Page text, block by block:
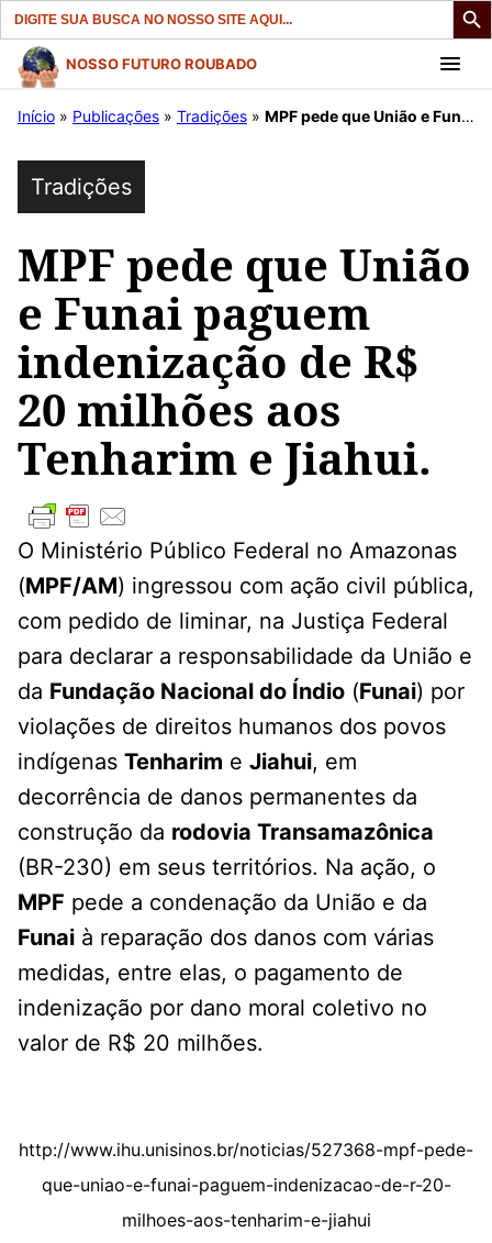
Search
for:
Pular
para
conteúdo
NOSSO FUTURO ROUBADO
Início » Publicações » Tradições » MPF pede que União e Funai paguem indenização de R$ 20 milhões aos Tenharim e Jiahui.
Tradições
MPF pede que União
e Funai paguem
indenização de R$
20 milhões aos
Tenharim e Jiahui.
O Ministério Público Federal no Amazonas
(MPF/AM) ingressou com ação civil pública,
com pedido de liminar, na Justiça Federal
para declarar a responsabilidade da União e
da Fundação Nacional do Índio (Funai) por
violações de direitos humanos dos povos
indígenas Tenharim e Jiahui, em
decorrência de danos permanentes da
construção da rodovia Transamazônica
(BR-230) em seus territórios. Na ação, o
MPF pede a condenação da União e da
Funai à reparação dos danos com várias
medidas, entre elas, o pagamento de
indenização por dano moral coletivo no
valor de R$ 20 milhões.
http://www.ihu.unisinos.br/noticias/527368-mpf-pede-
que-uniao-e-funai-paguem-indenizacao-de-r-20-
milhoes-aos-tenharim-e-jiahui